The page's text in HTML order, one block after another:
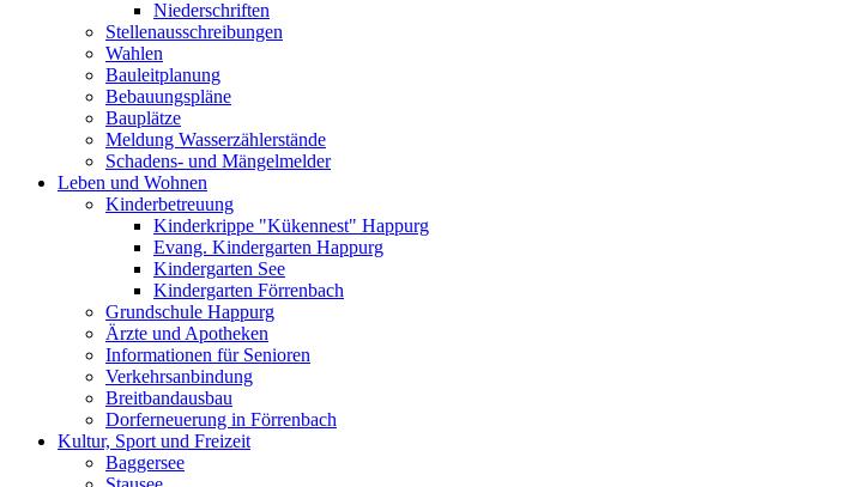
Niederschriften
Stellenausschreibungen
Wahlen
Bauleitplanung
Bebauungspläne
Bauplätze
Meldung Wasserzählerstände
Schadens- und Mängelmelder
Leben und Wohnen
Kinderbetreuung
Kinderkrippe "Kükennest" Happurg
Evang. Kindergarten Happurg
Kindergarten See
Kindergarten Förrenbach
Grundschule Happurg
Ärzte und Apotheken
Informationen für Senioren
Verkehrsanbindung
Breitbandausbau
Dorferneuerung in Förrenbach
Kultur, Sport und Freizeit
Baggersee